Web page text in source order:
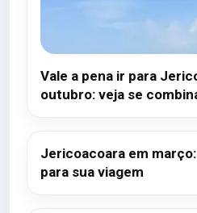
Vale a pena ir para
outubro: veja se
Jericoacoara em
para sua viagem